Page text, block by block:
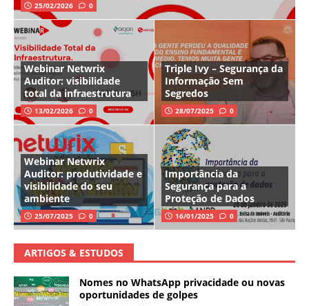
25/02/2026 0
Webinar Netwrix
Auditor: visibilidade
total da infraestrutura
13/02/2026 0
Triple Ivy – Segurança da
Informação Sem
Segredos
28/07/2025 0
Webinar Netwrix
Auditor: produtividade e
visibilidade do seu
ambiente
25/07/2025 0
Importância da
Segurança para a
Proteção de Dados
16/01/2025 0
ARTIGOS & ESTUDOS
Nomes no WhatsApp privacidade ou novas
oportunidades de golpes